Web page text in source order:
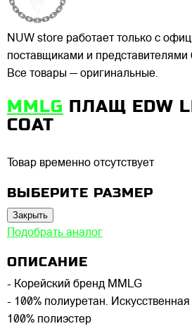
NUW store работает только с
поставщиками и представителями
Все товары — оригинальные.
MMLG ПЛАЩ EDW
COAT
Товар временно отсутствует
ВЫБЕРИТЕ РАЗМЕР
Закрыть
Подобрать аналог
ОПИСАНИЕ
- Корейский бренд MMLG
- 100% полиуретан.
100% полиэстер